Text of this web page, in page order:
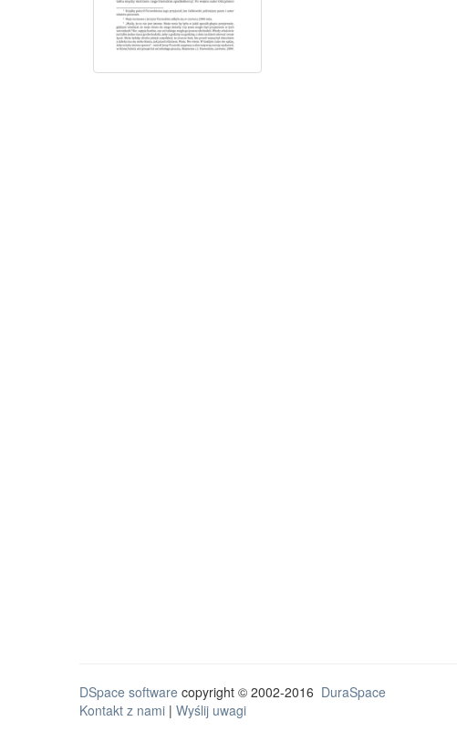
DSpace software copyright © 2002-2016 DuraSpace
Kontakt z nami | Wyślij uwagi